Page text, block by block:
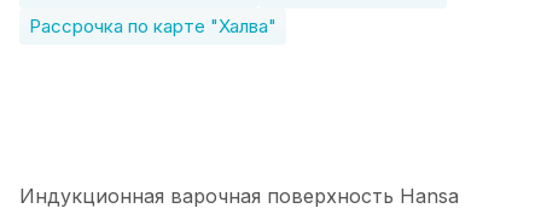
Рассрочка по карте "Халва"
Индукционная варочная поверхность Hansa